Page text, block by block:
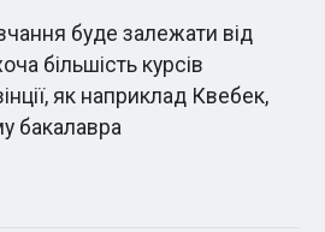
буде залежати від
більшість курсів
як наприклад Квебек,
бакалавра